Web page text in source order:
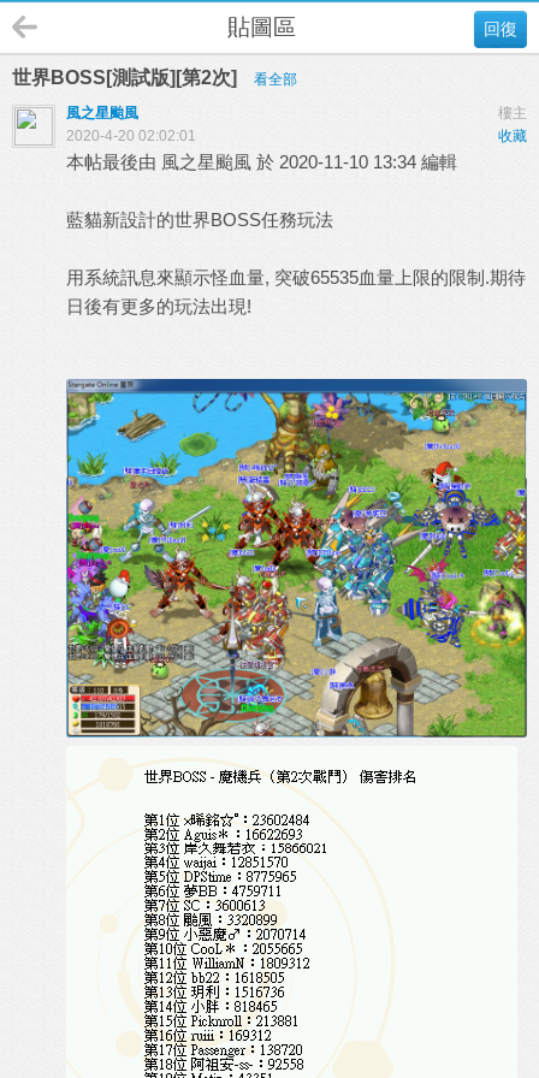
回復
貼圖區
世界BOSS[測試版][第2次]
看全部
樓主
風之星颱風
收藏
2020-4-20 02:02:01
本帖最後由 風之星颱風 於 2020-11-10 13:34 編輯
藍貓新設計的世界BOSS任務玩法
用系統訊息來顯示怪血量, 突破65535血量上限的限制.期待
日後有更多的玩法出現!